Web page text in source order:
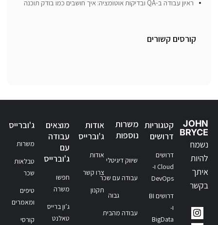
ראיון עבודה ב-QA ובדיקות אוטומציה: איך חושבים כמו בודק תוכנה
קורסים קשורים
JOHN
BRYCE
נשמח
להיות
איתך
בקשר
קטגוריות
דרושים
דרושים
Cloud ו-
DevOps
דרושים BI
ו-
BigData
משרות
נוספות
שיווק דיגיטלי
עבודה עם שכר
גבוה
עבודה מהבית
אודות
ג'וברייס
אודות
צרו קשר
תקנון
מוצאים
עבודה
עם
ג'וברייס
חפשו
משרה
ג’ון ברייס
טאלנט
ג'וברייס
משרות
טבלאות
שכר
טיפים
ומאמרים
קורסי